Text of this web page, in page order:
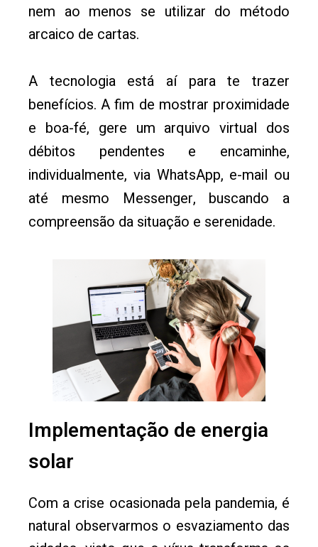
nem ao menos se utilizar do método
arcaico de cartas.
A tecnologia está aí para te trazer
benefícios. A fim de mostrar proximidade
e boa-fé, gere um arquivo virtual dos
débitos pendentes e encaminhe,
individualmente, via WhatsApp, e-mail ou
até mesmo Messenger, buscando a
compreensão da situação e serenidade.
Implementação de energia
solar
Com a crise ocasionada pela pandemia, é
natural observarmos o esvaziamento das